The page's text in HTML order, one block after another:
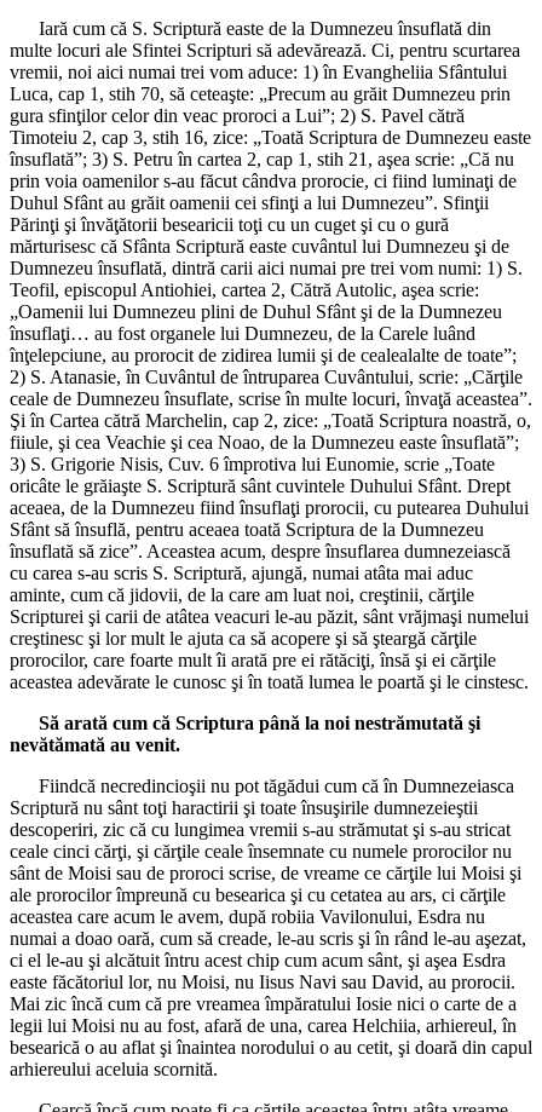
Iară cum că S. Scriptură easte de la Dumnezeu însuflată din
multe locuri ale Sfintei Scripturi să adevărează. Ci, pentru scurtarea
vremii, noi aici numai trei vom aduce: 1) în Evangheliia Sfântului
Luca, cap 1, stih 70, să ceteaşte: „Precum au grăit Dumnezeu prin
gura sfinţilor celor din veac proroci a Lui”; 2) S. Pavel cătră
Timoteiu 2, cap 3, stih 16, zice: „Toată Scriptura de Dumnezeu easte
însuflată”; 3) S. Petru în cartea 2, cap 1, stih 21, aşea scrie: „Că nu
prin voia oamenilor s-au făcut cândva prorocie, ci fiind luminaţi de
Duhul Sfânt au grăit oamenii cei sfinţi a lui Dumnezeu”. Sfinţii
Părinţi şi învăţătorii besearicii toţi cu un cuget şi cu o gură
mărturisesc că Sfânta Scriptură easte cuvântul lui Dumnezeu şi de
Dumnezeu însuflată, dintră carii aici numai pre trei vom numi: 1) S.
Teofil, episcopul Antiohiei, cartea 2, Cătră Autolic, aşea scrie:
„Oamenii lui Dumnezeu plini de Duhul Sfânt şi de la Dumnezeu
însuflaţi… au fost organele lui Dumnezeu, de la Carele luând
înţelepciune, au prorocit de zidirea lumii şi de cealealalte de toate”;
2) S. Atanasie, în Cuvântul de întruparea Cuvântului, scrie: „Cărţile
ceale de Dumnezeu însuflate, scrise în multe locuri, învaţă aceastea”.
Şi în Cartea cătră Marchelin, cap 2, zice: „Toată Scriptura noastră, o,
fiiule, şi cea Veachie şi cea Noao, de la Dumnezeu easte însuflată”;
3) S. Grigorie Nisis, Cuv. 6 împrotiva lui Eunomie, scrie „Toate
oricâte le grăiaşte S. Scriptură sânt cuvintele Duhului Sfânt. Drept
aceaea, de la Dumnezeu fiind însuflaţi prorocii, cu putearea Duhului
Sfânt să însuflă, pentru aceaea toată Scriptura de la Dumnezeu
însuflată să zice”. Aceastea acum, despre însuflarea dumnezeiască
cu carea s-au scris S. Scriptură, ajungă, numai atâta mai aduc
aminte, cum că jidovii, de la care am luat noi, creştinii, cărţile
Scripturei şi carii de atâtea veacuri le-au păzit, sânt vrăjmaşi numelui
creştinesc şi lor mult le ajuta ca să acopere şi să şteargă cărţile
prorocilor, care foarte mult îi arată pre ei rătăciţi, însă şi ei cărţile
aceastea adevărate le cunosc şi în toată lumea le poartă şi le cinstesc.
Să arată cum că Scriptura până la noi nestrămutată şi
nevătămată au venit.
Fiindcă necredincioşii nu pot tăgădui cum că în Dumnezeiasca
Scriptură nu sânt toţi haractirii şi toate însuşirile dumnezeieştii
descoperiri, zic că cu lungimea vremii s-au strămutat şi s-au stricat
ceale cinci cărţi, şi cărţile ceale însemnate cu numele prorocilor nu
sânt de Moisi sau de proroci scrise, de vreame ce cărţile lui Moisi şi
ale prorocilor împreună cu besearica şi cu cetatea au ars, ci cărţile
aceastea care acum le avem, după robiia Vavilonului, Esdra nu
numai a doao oară, cum să creade, le-au scris şi în rând le-au aşezat,
ci el le-au şi alcătuit întru acest chip cum acum sânt, şi aşea Esdra
easte făcătoriul lor, nu Moisi, nu Iisus Navi sau David, au prorocii.
Mai zic încă cum că pre vreamea împăratului Iosie nici o carte de a
legii lui Moisi nu au fost, afară de una, carea Helchiia, arhiereul, în
besearică o au aflat şi înaintea norodului o au cetit, şi doară din capul
arhiereului aceluia scornită.